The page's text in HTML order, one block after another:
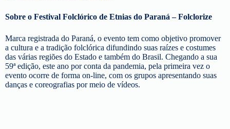
Sobre o Festival Folclórico de Etnias do Paraná – Folclorize
Marca registrada do Paraná, o evento tem como objetivo promover
a cultura e a tradição folclórica difundindo suas raízes e costumes
das várias regiões do Estado e também do Brasil. Chegando a sua
59ª edição, este ano por conta da pandemia, pela primeira vez o
evento ocorre de forma on-line, com os grupos apresentando suas
danças e coreografias por meio de vídeos.